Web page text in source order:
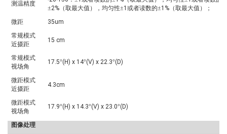
测温精度
±2% （取最大值），均匀性±1 或者读数的±1% （取最大值）；
微距
35um
常规模式
近摄距
15 cm
常规模式
视场角
17.5°(H) x 14°(V) x 22.3°(D)
微距模式
近摄距
4.3cm
微距模式
视场角
17.9°(H) x 14.3°(V) x 23.0°(D)
图像处理